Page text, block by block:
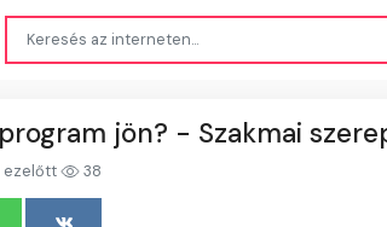
jön? - Szakmai
ezelőtt 38